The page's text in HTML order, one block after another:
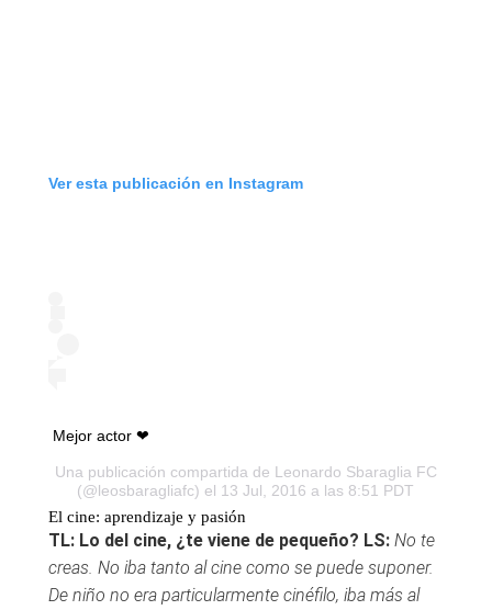
Ver esta publicación en Instagram
Mejor actor ❤
Una publicación compartida de Leonardo Sbaraglia FC
(@leosbaragliafc) el 13 Jul, 2016 a las 8:51 PDT
El cine: aprendizaje y pasión
TL: Lo del cine, ¿te viene de pequeño? LS: No te
creas. No iba tanto al cine como se puede suponer.
De niño no era particularmente cinéfilo, iba más al